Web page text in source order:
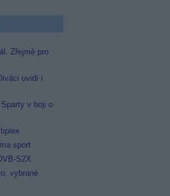
Zřejmě pro
uvidí i
v boji o
sport
S2X
vybrané